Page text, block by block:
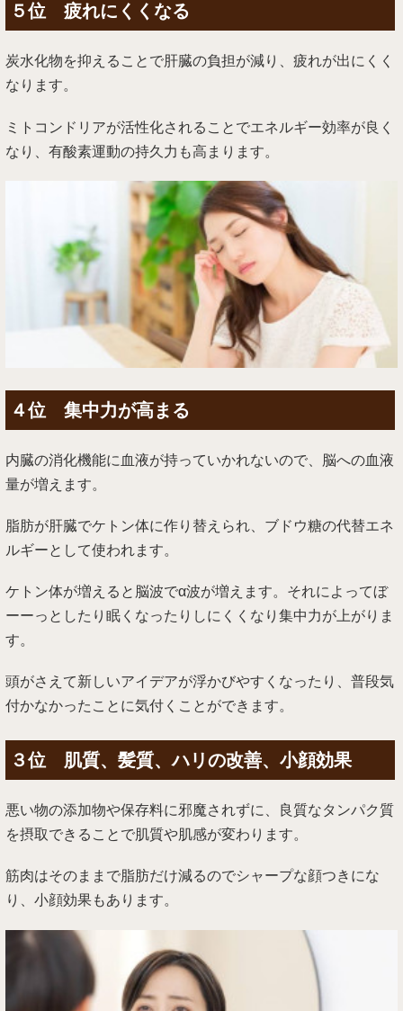
５位 疲れにくくなる
炭水化物を抑えることで肝臓の負担が減り、疲れが出にくく
なります。
ミトコンドリアが活性化されることでエネルギー効率が良く
なり、有酸素運動の持久力も高まります。
４位 集中力が高まる
内臓の消化機能に血液が持っていかれないので、脳への血液
量が増えます。
脂肪が肝臓でケトン体に作り替えられ、ブドウ糖の代替エネ
ルギーとして使われます。
ケトン体が増えると脳波でα波が増えます。それによってぼ
ーーっとしたり眠くなったりしにくくなり集中力が上がりま
す。
頭がさえて新しいアイデアが浮かびやすくなったり、普段気
付かなかったことに気付くことができます。
３位 肌質、髪質、ハリの改善、小顔効果
悪い物の添加物や保存料に邪魔されずに、良質なタンパク質
を摂取できることで肌質や肌感が変わります。
筋肉はそのままで脂肪だけ減るのでシャープな顔つきにな
り、小顔効果もあります。